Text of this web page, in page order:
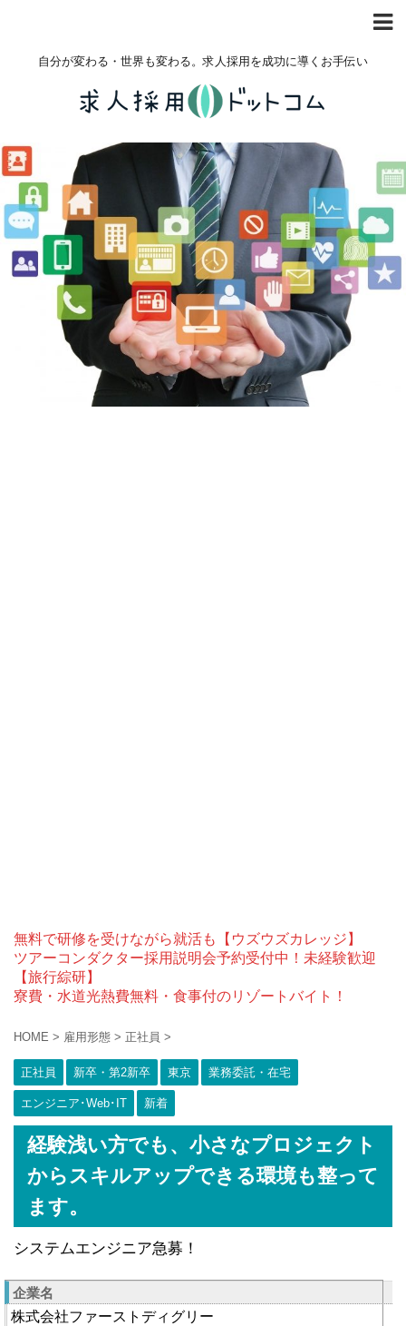
自分が変わる・世界も変わる。求人採用を成功に導くお手伝い
無料で研修を受けながら就活も【ウズウズカレッジ】
ツアーコンダクター採用説明会予約受付中！未経験歓迎
【旅行綜研】
寮費・水道光熱費無料・食事付のリゾートバイト！
HOME > 雇用形態 > 正社員 >
正社員 新卒・第2新卒 東京 業務委託・在宅
エンジニア･Web･IT 新着
経験浅い方でも、小さなプロジェクト
からスキルアップできる環境も整って
ます。
システムエンジニア急募！
企業名
株式会社ファーストディグリー